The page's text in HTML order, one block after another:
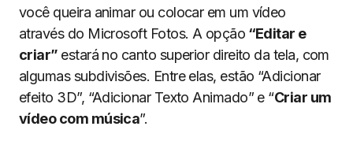
você queira animar ou colocar em um vídeo
através do Microsoft Fotos. A opção “Editar e
criar” estará no canto superior direito da tela, com
algumas subdivisões. Entre elas, estão “Adicionar
efeito 3D”, “Adicionar Texto Animado” e “Criar um
vídeo com música”.